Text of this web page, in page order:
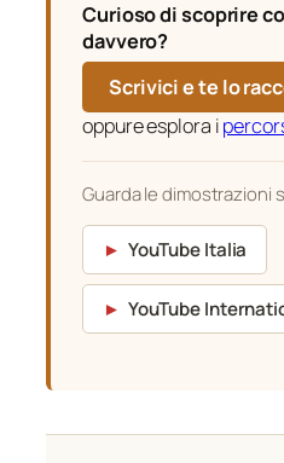
Curioso di scoprire
davvero?
Scrivici e te lo
oppure esplora i
Guarda le dimostrazioni
► YouTube Italia
► YouTube